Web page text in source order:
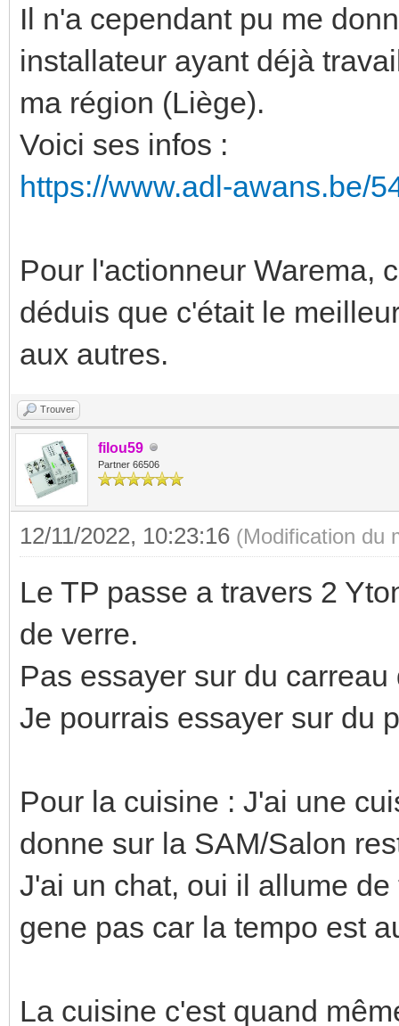
Il n'a cependant pu me
installateur ayant déjà
ma région (Liège).
Voici ses infos :
https://www.adl-awans.be/
Pour l'actionneur Warema,
déduis que c'était le
aux autres.
Trouver
filou59
Partner 66506
12/11/2022, 10:23:16 (Modification du
Le TP passe a travers 2
de verre.
Pas essayer sur du carreau
Je pourrais essayer sur du
Pour la cuisine : J'ai une
donne sur la SAM/Salon
J'ai un chat, oui il allume
gene pas car la tempo est
La cuisine c'est quand